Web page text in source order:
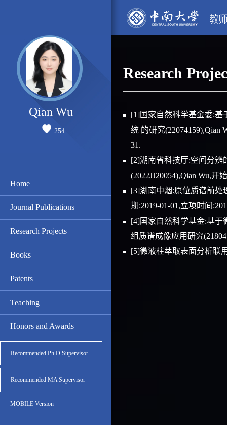
Qian Wu
254
Home
Journal Publications
Research Projects
Books
Patents
Teaching
Honors and Awards
Recommended Ph.D.Supervisor
Recommended MA Supervisor
MOBILE Version
Research
[1]国家自然科学基金委:基
统 的研究(22074159),Qian
31.
[2]湖南省科技厅:空间分辨
(2022JJ20054),Qian Wu,开
[3]湖南中烟:原位质谱前处
期:2019-01-01,立项时间
[4]国家自然科学基金:基于
组质谱成像应用研究
[5]微液柱萃取表面分析联